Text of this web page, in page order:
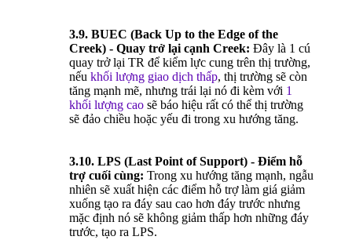
3.9. BUEC (Back Up to the Edge of the
Creek) - Quay trở lại cạnh Creek: Đây là 1 cú
quay trở lại TR để kiểm lực cung trên thị trường,
nếu khối lượng giao dịch thấp, thị trường sẽ còn
tăng mạnh mẽ, nhưng trái lại nó đi kèm với 1
khối lượng cao sẽ báo hiệu rất có thể thị trường
sẽ đảo chiều hoặc yếu đi trong xu hướng tăng.
3.10. LPS (Last Point of Support) - Điểm hỗ
trợ cuối cùng: Trong xu hướng tăng mạnh, ngẫu
nhiên sẽ xuất hiện các điểm hỗ trợ làm giá giảm
xuống tạo ra đáy sau cao hơn đáy trước nhưng
mặc định nó sẽ không giảm thấp hơn những đáy
trước, tạo ra LPS.